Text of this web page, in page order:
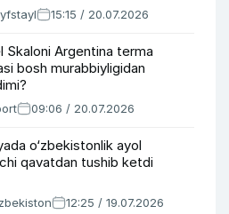
15:15 / 20.07.2026
Skaloni Argentina terma
bosh murabbiyligidan
09:06 / 20.07.2026
o‘zbekistonlik ayol
qavatdan tushib ketdi
12:25 / 19.07.2026